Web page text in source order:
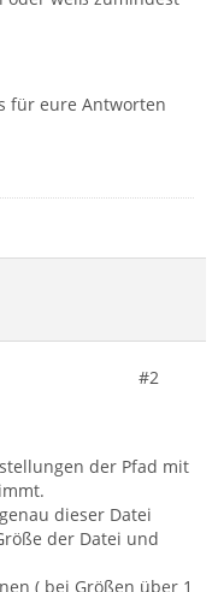
für eure Antworten
#2
der Pfad mit
dieser Datei
der Datei und
( bei Größen über 1